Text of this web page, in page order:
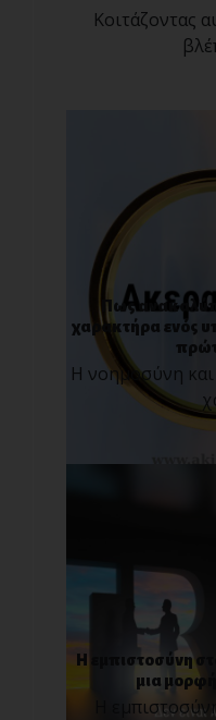
Κοιτάζοντας
Πως
χαρακτήρα ενός
Η νοημοσύνη και
Η εμπιστοσύνη
μια
Η